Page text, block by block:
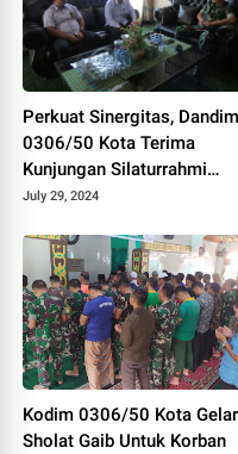
Perkuat Sinergitas, Dandim
0306/50 Kota Terima
Kunjungan Silaturrahmi
Ketua Pengadilan Negeri
July 29, 2024
Kodim 0306/50 Kota Gelar
Sholat Gaib Untuk Korban